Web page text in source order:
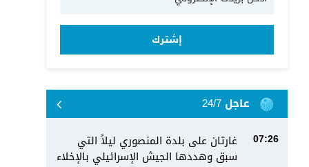
إشترك
عاجل 24/7
07:26
غارتان على بلدة المنصوري ليلاً التي
سبق وهددها الجيش الإسرائيلي بالإخلاء